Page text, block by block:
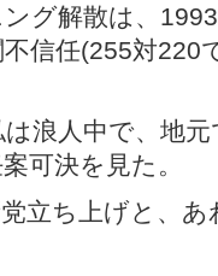
グ解散は、
信任(255対220
浪人中で、地
可決を見た。
立ち上げと、